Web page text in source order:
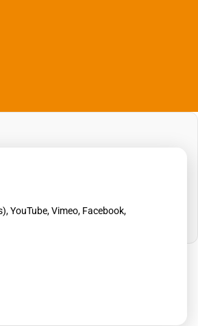
YouTube, Vimeo, Facebook,